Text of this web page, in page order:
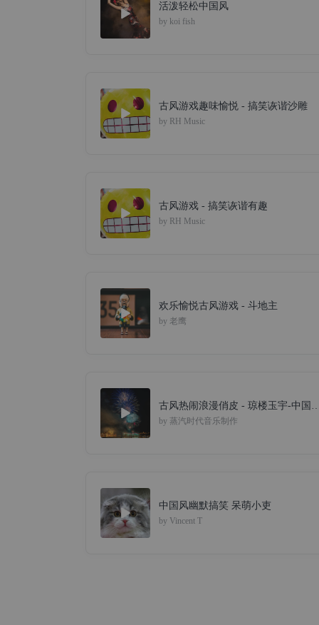
活泼轻松中国风
by koi fish
古风游戏趣味愉悦 - 搞笑诙谐沙雕
by RH Music
古风游戏 - 搞笑诙谐有趣
by RH Music
欢乐愉悦古风游戏 - 斗地主
by 老鹰
古风热闹浪漫俏皮 - 琼楼玉宇-
by 蒸汽时代音乐制作
中国风幽默搞笑 呆萌小吏
by Vincent T